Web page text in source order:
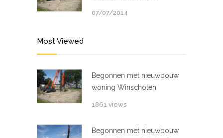
07/07/2014
Most Viewed
Begonnen met nieuwbouw
woning Winschoten
1861 views
Begonnen met nieuwbouw